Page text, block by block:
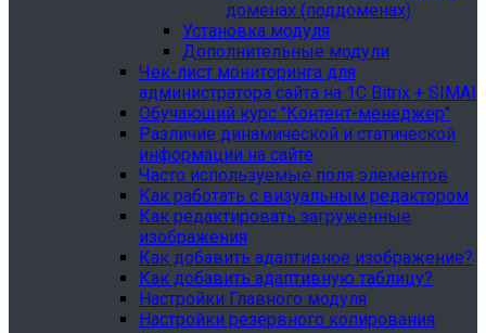
доменах (поддоменах)
Установка модуля
Дополнительные модули
Чек-лист мониторинга для
администратора сайта на 1С Bitrix + SIMAI
Обучающий курс "Контент-менеджер"
Различие динамической и статической
информации на сайте
Часто используемые поля элементов
Как работать с визуальным редактором
Как редактировать загруженные
изображения
Как добавить адаптивное изображение?
Как добавить адаптивную таблицу?
Настройки Главного модуля
Настройки резервного копирования